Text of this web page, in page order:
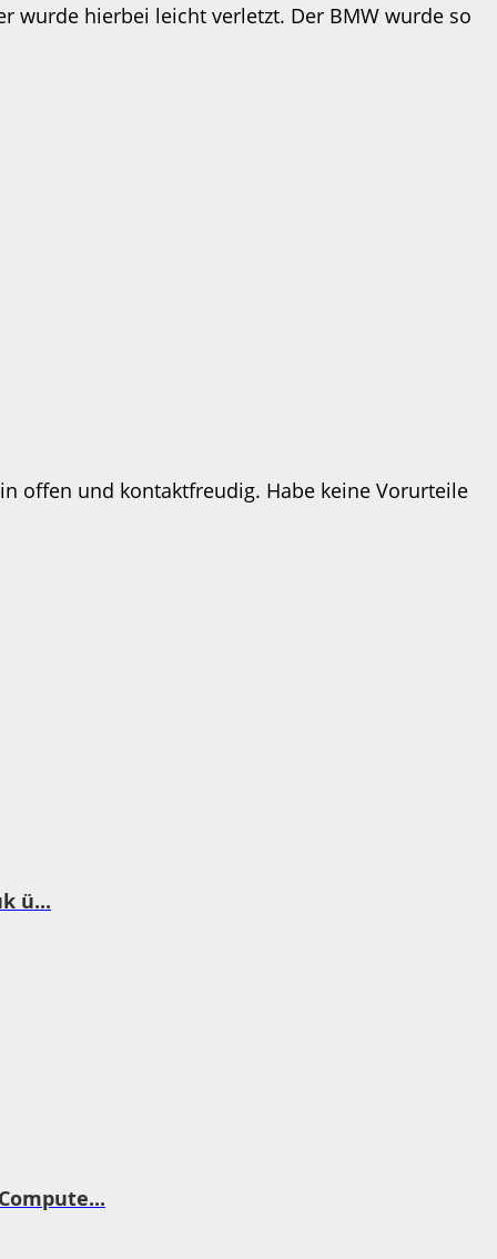
wurde hierbei leicht verletzt. Der BMW wurde so
offen und kontaktfreudig. Habe keine Vorurteile
ü...